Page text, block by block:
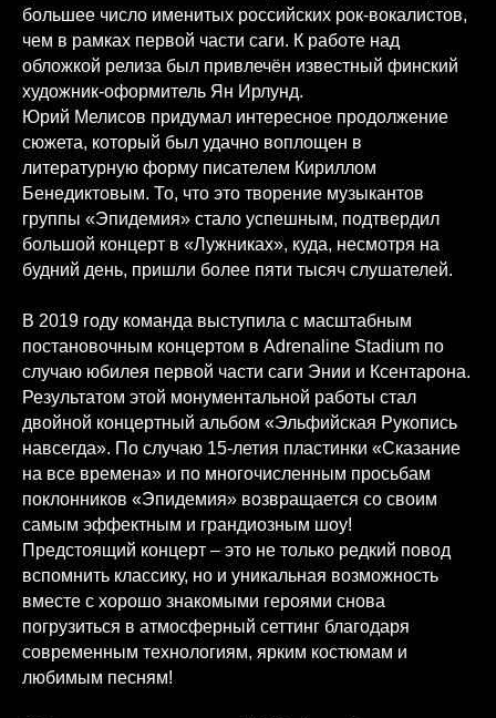
большее число именитых российских рок-вокалистов,
чем в рамках первой части саги. К работе над
обложкой релиза был привлечён известный финский
художник-оформитель Ян Ирлунд.
Юрий Мелисов придумал интересное продолжение
сюжета, который был удачно воплощен в
литературную форму писателем Кириллом
Бенедиктовым. То, что это творение музыкантов
группы «Эпидемия» стало успешным, подтвердил
большой концерт в «Лужниках», куда, несмотря на
будний день, пришли более пяти тысяч слушателей.
В 2019 году команда выступила с масштабным
постановочным концертом в Adrenaline Stadium по
случаю юбилея первой части саги Энии и Ксентарона.
Результатом этой монументальной работы стал
двойной концертный альбом «Эльфийская Рукопись
навсегда». По случаю 15-летия пластинки «Сказание
на все времена» и по многочисленным просьбам
поклонников «Эпидемия» возвращается со своим
самым эффектным и грандиозным шоу!
Предстоящий концерт – это не только редкий повод
вспомнить классику, но и уникальная возможность
вместе с хорошо знакомыми героями снова
погрузиться в атмосферный сеттинг благодаря
современным технологиям, ярким костюмам и
любимым песням!
Схема зала
Как проехать
FAQ
Организатор:
ООО «Лайн Ап Групп», ИНН 9705130069